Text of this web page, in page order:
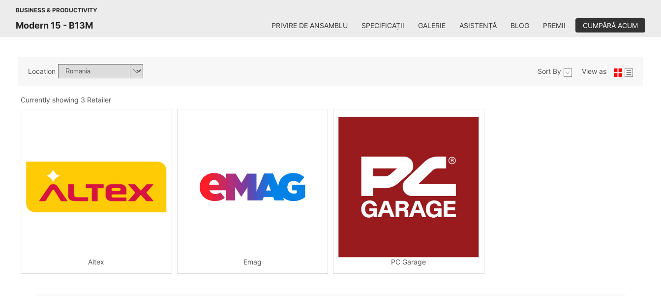
BUSINESS & PRODUCTIVITY
Modern 15 - B13M PRIVIRE DE ANSAMBLU SPECIFICAȚII GALERIE ASISTENȚĂ BLOG PREMII CUMPĂRĂ ACUM
Location Sort By View as
Currently showing 3 Retailer
Altex Emag PC Garage